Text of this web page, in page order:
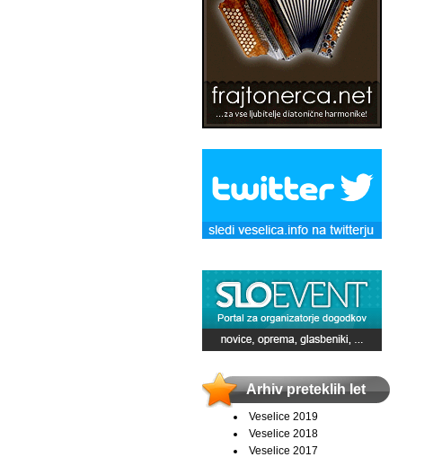
Arhiv preteklih let
Veselice 2019
Veselice 2018
Veselice 2017